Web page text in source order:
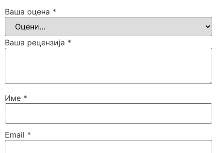
Ваша оцена *
Ваша рецензија *
Име *
Email *